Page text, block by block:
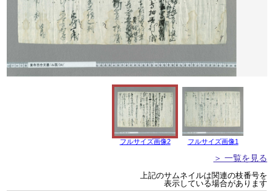
フルサイズ画像2 フルサイズ画像1
＞ 一覧を見る
上記のサムネイルは関連の枝番号を
表示している場合があります